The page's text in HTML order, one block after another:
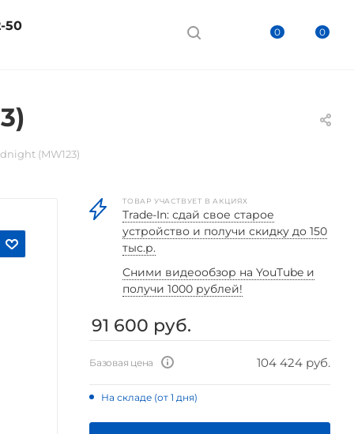
0 0
50
(MW123)
ТОВАР УЧАСТВУЕТ В АКЦИЯХ
Trade-In: сдай свое старое
устройство и получи скидку до 150
тыс.р.
Cними видеообзор на YouTube и
получи 1000 рублей!
91 600 руб.
Базовая цена 104 424 руб.
На складе (от 1 дня)